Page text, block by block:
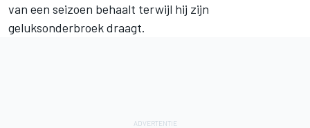
van een seizoen behaalt terwijl hij zijn
geluksonderbroek draagt.